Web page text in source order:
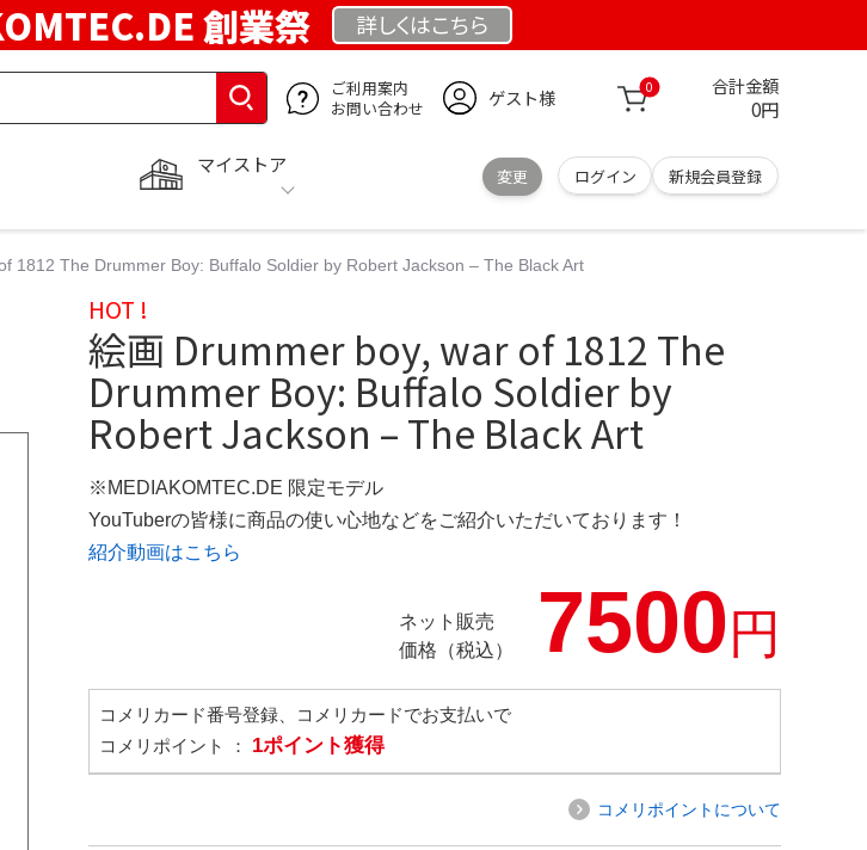
創業祭 詳しくはこちら
ご利用案内
お問い合わせ
ゲスト様 0 合計金額
0円
マイストア
変更 ログイン 新規会員登録
1812 The Drummer Boy: Buffalo Soldier by Robert Jackson – The Black Art
HOT !
絵画 Drummer boy, war of 1812 The
Drummer Boy: Buffalo Soldier by
Robert Jackson – The Black Art
※MEDIAKOMTEC.DE 限定モデル
YouTuberの皆様に商品の使い心地などをご紹介いただいております！
紹介動画はこちら
ネット販売
価格（税込）
7500円
コメリカード番号登録、コメリカードでお支払いで
コメリポイント ： 1ポイント獲得
コメリポイントについて